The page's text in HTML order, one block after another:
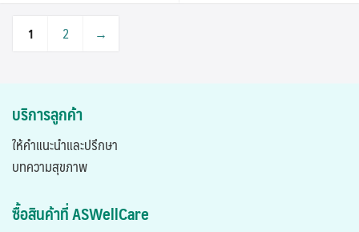
1 2 →
บริการลูกค้า
ให้คำแนะนำและปรึกษา
บทความสุขภาพ
ซื้อสินค้าที่ ASWellCare